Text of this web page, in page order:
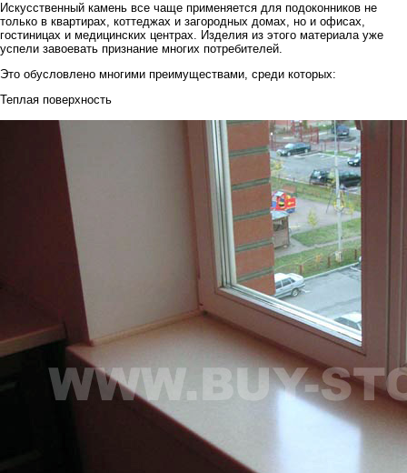
Искусственный камень все чаще применяется для подоконников не
только в квартирах, коттеджах и загородных домах, но и офисах,
гостиницах и медицинских центрах. Изделия из этого материала уже
успели завоевать признание многих потребителей.
Это обусловлено многими преимуществами, среди которых:
Теплая поверхность